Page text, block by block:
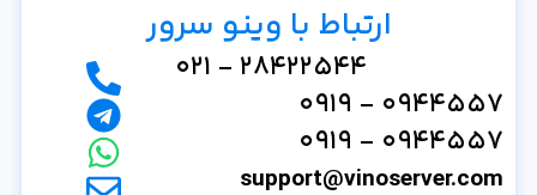
ارتباط با وینو سرور
28422544 - 021
0944557 - 0919
0944557 - 0919
support@vinoserver.com